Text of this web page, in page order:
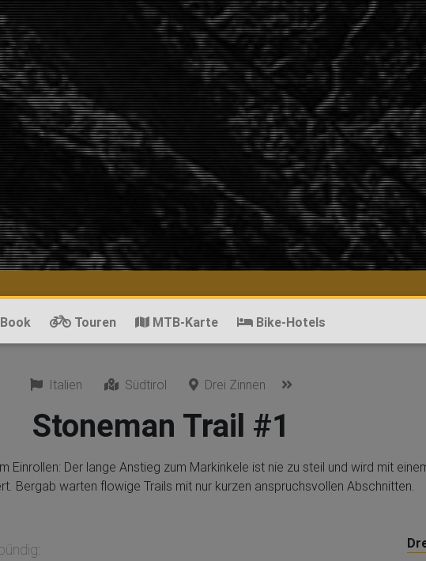
Touren MTB-Karte Bike-Hotels
Italien Südtirol Drei Zinnen
Stoneman Trail #1
Einrollen: Der lange Anstieg zum Markinkele ist nie zu steil und wird mit
Bergab warten flowige Trails mit nur kurzen anspruchsvollen Abschnitten.